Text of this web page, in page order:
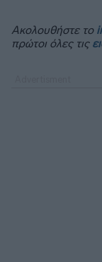
Ακολουθήστε το
πρώτοι όλες τις